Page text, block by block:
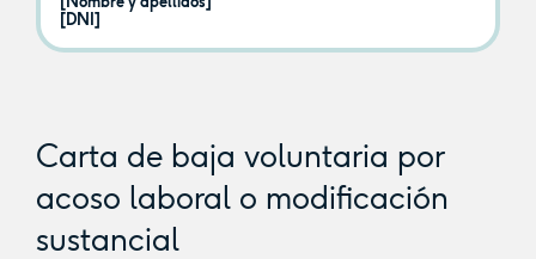
[DNI]
Carta de baja voluntaria por
acoso laboral o modificación
sustancial